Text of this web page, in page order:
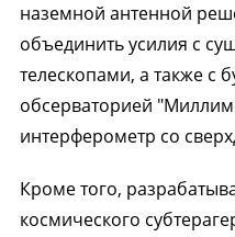
наземной антенной
объединить усилия с
телескопами, а также с
обсерваторией
интерферометр со
Кроме того,
космического